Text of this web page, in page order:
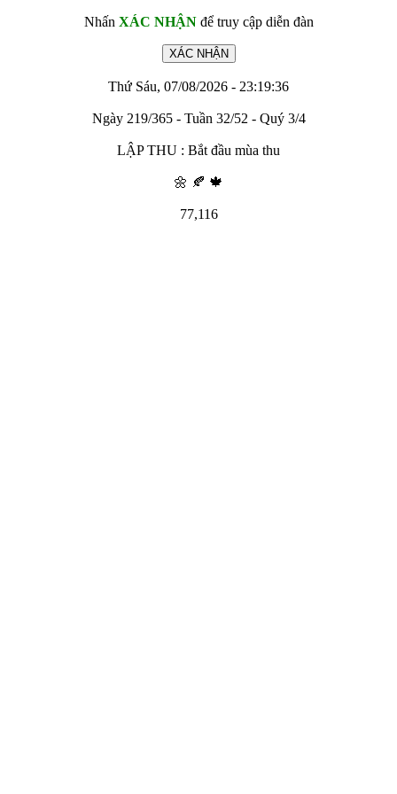
Nhấn XÁC NHẬNđể truy cập diễn đàn
Thứ Sáu, 07/08/2026 - 23:19:36
Ngày 219/365 - Tuần 32/52 - Quý 3/4
LẬP THU : Bắt đầu mùa thu
🌼 🍂 🍁
77,116